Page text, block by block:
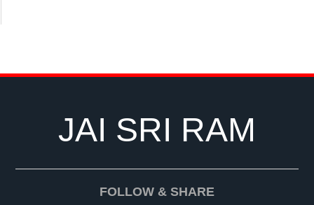
JAI SRI RAM
FOLLOW & SHARE